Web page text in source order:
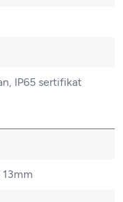
IP65 sertifikat